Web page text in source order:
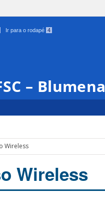
Ir para o rodapé 4
–
Wireless
Wireless